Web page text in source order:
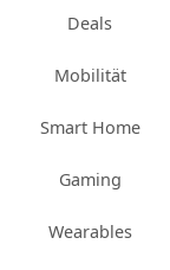
Deals
Mobilität
Smart Home
Gaming
Wearables